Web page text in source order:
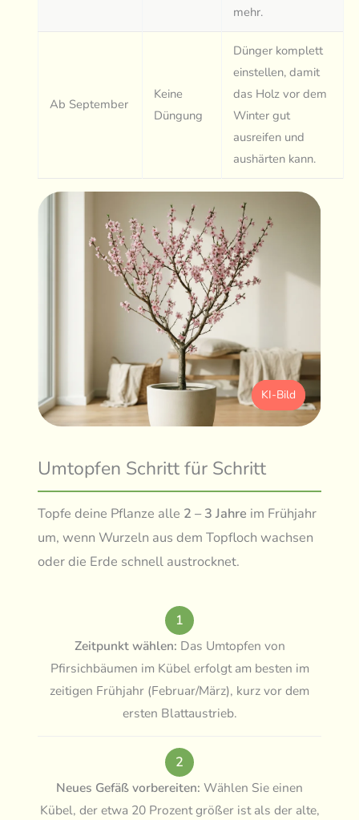
mehr.
Ab September
Keine
Düngung
Dünger komplett
einstellen, damit
das Holz vor dem
Winter gut
ausreifen und
aushärten kann.
KI-Bild
Umtopfen Schritt für Schritt
Topfe deine Pflanze alle 2 – 3 Jahre im Frühjahr
um, wenn Wurzeln aus dem Topfloch wachsen
oder die Erde schnell austrocknet.
1
Zeitpunkt wählen: Das Umtopfen von
Pfirsichbäumen im Kübel erfolgt am besten im
zeitigen Frühjahr (Februar/März), kurz vor dem
ersten Blattaustrieb.
2
Neues Gefäß vorbereiten: Wählen Sie einen
Kübel, der etwa 20 Prozent größer ist als der alte,